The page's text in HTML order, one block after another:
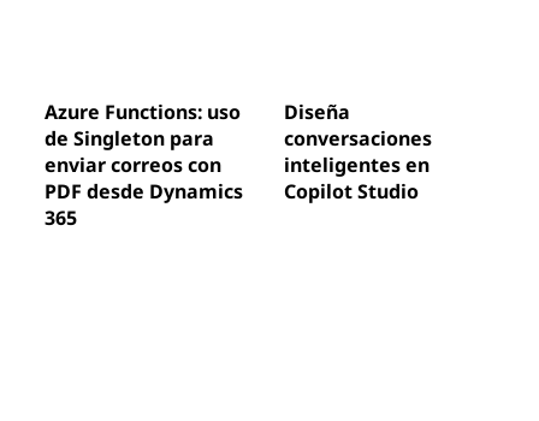
Azure Functions: uso
de Singleton para
enviar correos con
PDF desde Dynamics
365
Diseña
conversaciones
inteligentes en
Copilot Studio